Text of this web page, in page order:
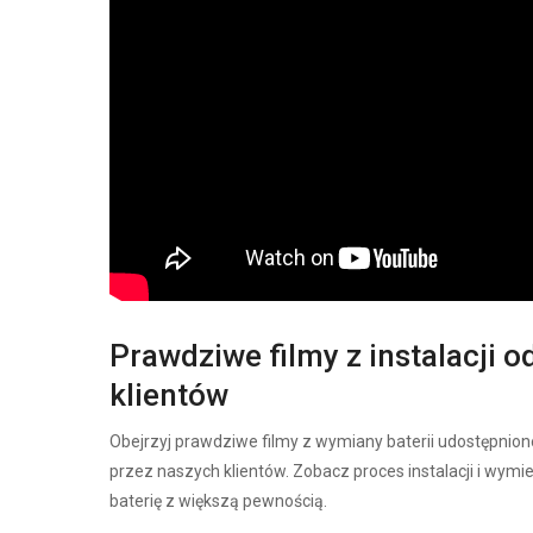
Prawdziwe filmy z instalacji
klientów
Obejrzyj prawdziwe filmy z wymiany baterii
przez naszych klientów. Zobacz proces instalacji i
baterię z większą pewnością.